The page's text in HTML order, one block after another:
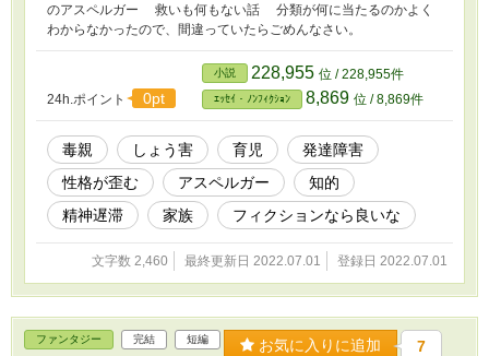
のアスペルガー 救いも何もない話 分類が何に当たるのかよく
わからなかったので、間違っていたらごめんなさい。
24h.ポイント 0pt
小説 228,955 位 / 228,955件
ｴｯｾｲ・ﾉﾝﾌｨｸｼｮﾝ 8,869 位 / 8,869件
毒親 しょう害 育児
発達障害
性格が歪む
アスペルガー
知的
精神遅滞
家族 フィクションなら良いな
文字数 2,460 最終更新日 2022.07.01 登録日 2022.07.01
ファンタジー 完結 短編 お気に入りに追加 7